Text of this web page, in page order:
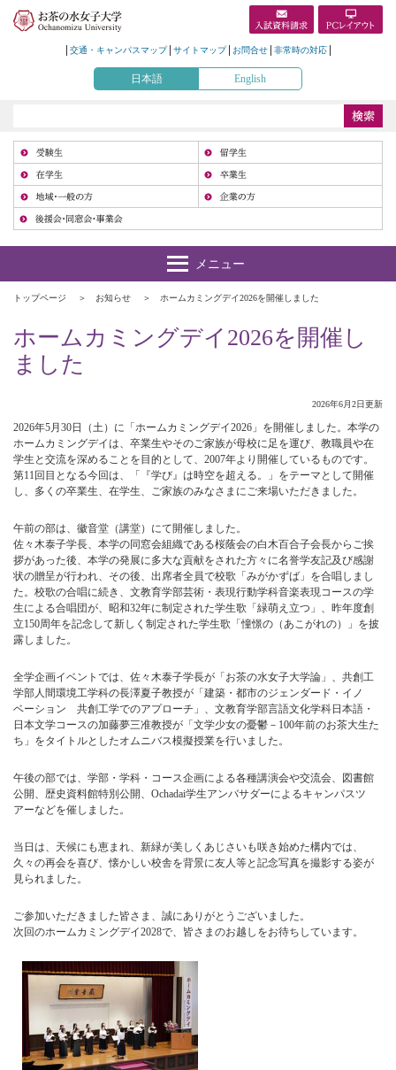
交通・キャンパスマップ サイトマップ お問合せ 非常時の対応
日本語 English
トップページ お知らせ ホームカミングデイ2026を開催しました
ホームカミングデイ2026を開催し
ました
2026年6月2日更新
2026年5月30日（土）に「ホームカミングデイ2026」を開催しました。本学の
ホームカミングデイは、卒業生やそのご家族が母校に足を運び、教職員や在
学生と交流を深めることを目的として、2007年より開催しているものです。
第11回目となる今回は、「『学び』は時空を超える。」をテーマとして開催
し、多くの卒業生、在学生、ご家族のみなさまにご来場いただきました。
午前の部は、徽音堂（講堂）にて開催しました。
佐々木泰子学長、本学の同窓会組織である桜蔭会の白木百合子会長からご挨
拶があった後、本学の発展に多大な貢献をされた方々に名誉学友記及び感謝
状の贈呈が行われ、その後、出席者全員で校歌「みがかずば」を合唱しまし
た。校歌の合唱に続き、文教育学部芸術・表現行動学科音楽表現コースの学
生による合唱団が、昭和32年に制定された学生歌「緑萌え立つ」、昨年度創
立150周年を記念して新しく制定された学生歌「憧憬の（あこがれの）」を披
露しました。
全学企画イベントでは、佐々木泰子学長が「お茶の水女子大学論」、共創工
学部人間環境工学科の長澤夏子教授が「建築・都市のジェンダード・イノ
ベーション 共創工学でのアプローチ」、文教育学部言語文化学科日本語・
日本文学コースの加藤夢三准教授が「文学少女の憂鬱－100年前のお茶大生た
ち」をタイトルとしたオムニバス模擬授業を行いました。
午後の部では、学部・学科・コース企画による各種講演会や交流会、図書館
公開、歴史資料館特別公開、Ochadai学生アンバサダーによるキャンパスツ
アーなどを催しました。
当日は、天候にも恵まれ、新緑が美しくあじさいも咲き始めた構内では、
久々の再会を喜び、懐かしい校舎を背景に友人等と記念写真を撮影する姿が
見られました。
ご参加いただきました皆さま、誠にありがとうございました。
次回のホームカミングデイ2028で、皆さまのお越しをお待ちしています。